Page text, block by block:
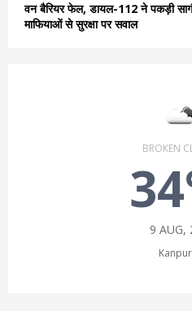
वन बैरियर फेल, डायल-112 ने पकड़ी
माफियाओं से सुरक्षा पर सवाल
BROKEN
9 AUG,